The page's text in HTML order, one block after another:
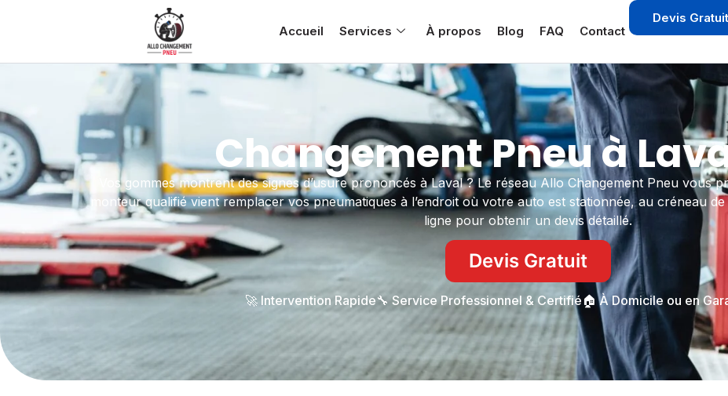
Accueil Services À propos Blog FAQ Contact
Devis Gratuit
Changement Pneu à
Vos gommes montrent des signes d’usure prononcés à Laval ? Le réseau Allo Changement Pneu vous
monteur qualifié vient remplacer vos pneumatiques à l’endroit où votre auto est stationnée, au créneau
ligne pour obtenir un devis détaillé.
Devis Gratuit
🚀 Intervention Rapide🔧 Service Professionnel & Certifié🏠 À Domicile ou en